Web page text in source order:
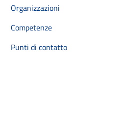
Organizzazioni
Competenze
Punti di contatto